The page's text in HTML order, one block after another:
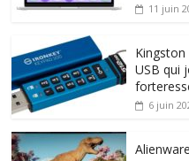
11 juin
Kingston
USB qui
6 juin